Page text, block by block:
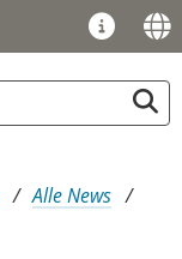
Alle News